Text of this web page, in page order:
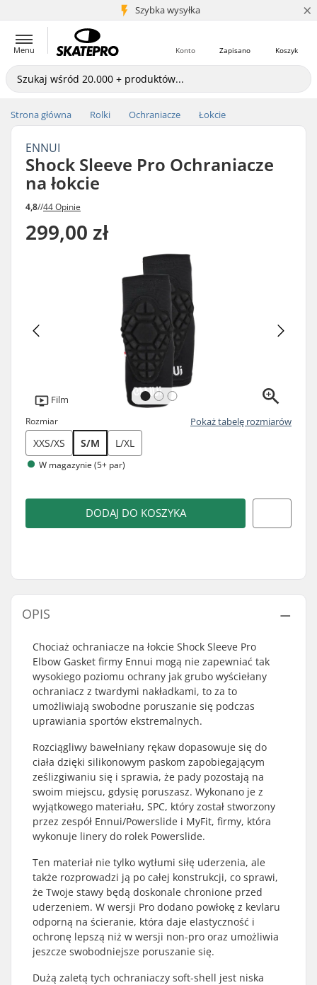
Szybka wysyłka
5+ mln klientów ×
Menu Koszyk
Zapisano
Konto
Strona główna Rolki Ochraniacze Łokcie
ENNUI
Shock Sleeve Pro Ochraniacze
na łokcie
4,8//44 Opinie
299,00 zł
Film
Rozmiar Pokaż tabelę rozmiarów
XXS/XS S/M L/XL
W magazynie (5+ par)
DODAJ DO KOSZYKA
OPIS
Chociaż ochraniacze na łokcie Shock Sleeve Pro
Elbow Gasket firmy Ennui mogą nie zapewniać tak
wysokiego poziomu ochrany jak grubo wyściełany
ochraniacz z twardymi nakładkami, to za to
umożliwiają swobodne poruszanie się podczas
uprawiania sportów ekstremalnych.
Rozciągliwy bawełniany rękaw dopasowuje się do
ciała dzięki silikonowym paskom zapobiegającym
ześlizgiwaniu się i sprawia, że pady pozostają na
swoim miejscu, gdysię poruszasz. Wykonano je z
wyjątkowego materiału, SPC, który został stworzony
przez zespół Ennui/Powerslide i MyFit, firmy, która
wykonuje linery do rolek Powerslide.
Ten materiał nie tylko wytłumi siłę uderzenia, ale
także rozprowadzi ją po całej konstrukcji, co sprawi,
że Twoje stawy będą doskonale chronione przed
uderzeniem. W wersji Pro dodano powłokę z kevlaru
odporną na ścieranie, która daje elastyczność i
ochronę lepszą niż w wersji non-pro oraz umożliwia
jeszcze swobodniejsze poruszanie się.
Dużą zaletą tych ochraniaczy soft-shell jest niska